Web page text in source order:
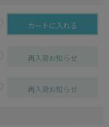
カートに入れる
再入荷お知らせ
再入荷お知らせ